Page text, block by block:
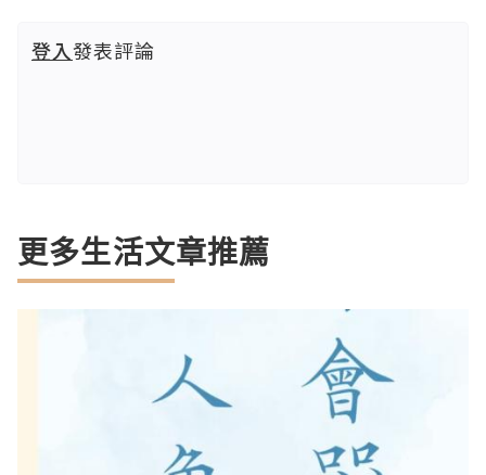
登入發表評論
更多生活文章推薦